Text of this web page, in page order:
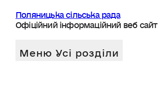
Поляницька сільська рада
Офіційний інформаційний веб сайт